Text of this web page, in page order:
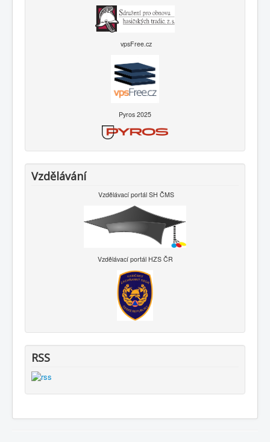
vpsFree.cz
Pyros 2025
Vzdělávání
Vzdělávací portál SH ČMS
Vzdělávací portál HZS ČR
RSS